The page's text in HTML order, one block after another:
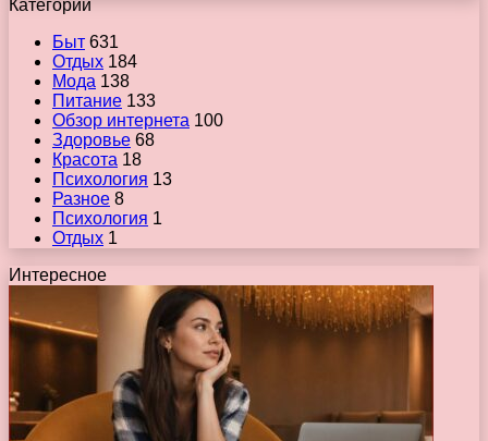
Категории
Быт 631
Отдых 184
Мода 138
Питание 133
Обзор интернета 100
Здоровье 68
Красота 18
Психология 13
Разное 8
Психология 1
Отдых 1
Интересное